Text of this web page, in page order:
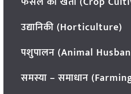
उद्यानिकी (Horticulture)
पशुपालन (Animal
समस्या – समाधान